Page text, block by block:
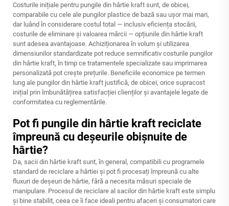
Costurile inițiale pentru pungile din hârtie kraft sunt, de obicei,
comparabile cu cele ale pungilor plastice de bază sau ușor mai mari,
dar luând în considerare costul total — inclusiv eficiența stocării,
costurile de eliminare și valoarea mărcii — opțiunile din hârtie kraft
sunt adesea avantajoase. Achiziționarea în volum și utilizarea
dimensiunilor standardizate pot reduce semnificativ costurile pungilor
din hârtie kraft, în timp ce tratamentele specializate sau imprimarea
personalizată pot crește prețurile. Beneficiile economice pe termen
lung ale pungilor din hârtie kraft justifică, de obicei, orice supracost
inițial prin îmbunătățirea satisfacției clienților și avantajele legate de
conformitatea cu reglementările.
Pot fi pungile din hârtie kraft reciclate
împreună cu deșeurile obișnuite de
hârtie?
Da, sacii din hârtie kraft sunt, în general, compatibili cu programele
standard de reciclare a hârtiei și pot fi procesați împreună cu alte
fluxuri de deșeuri de hârtie, fără a necesita măsuri speciale de
manipulare. Procesul de reciclare al sacilor din hârtie kraft este simplu
și bine stabilit, ceea ce îi face ideali pentru afaceri și consumatori care